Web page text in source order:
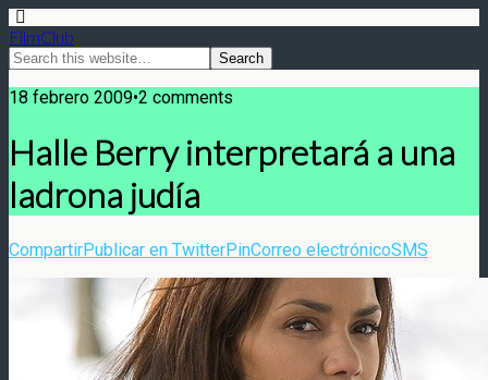
FilmClub
18 febrero 2009•2 comments
Halle Berry interpretará a una
ladrona judía
CompartirPublicar en TwitterPinCorreo electrónicoSMS